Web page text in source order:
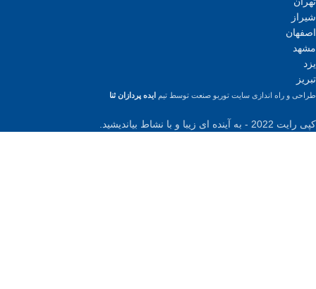
شیراز
اصفهان
مشهد
یزد
تبریز
طراحی و راه اندازی سایت توربو صنعت توسط تیم ایده پردازان ثنا
کپی رایت 2022 - به آینده ای زیبا و با نشاط بیاندیشید.